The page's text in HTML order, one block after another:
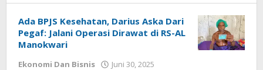
:
Papua
Star
Ada BPJS Kesehatan, Darius Aska Dari
Pegaf: Jalani Operasi Dirawat di RS-AL
Manokwari
Ekonomi Dan Bisnis Juni 30, 2025